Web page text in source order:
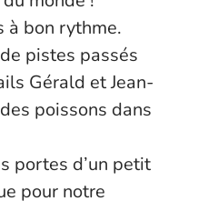
à bon rythme.
pistes passés
Gérald et Jean-
poissons dans
portes d’un petit
pour notre